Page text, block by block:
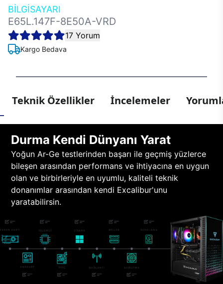
BİLGİSAYARI
E65L.147F-8E50A-VRD
17 Yorum
Kargo Bedava
Teknik Özellikler İncelemeler
Durma Kendi Dünyanı Yarat
Yoğun Ar-Ge testlerinden başarı ile geçmiş yüzlerce
bileşen arasından performans ve ihtiyacına en uygun
olan ve birbirleriyle en uyumlu, kaliteli teknik
donanımlar arasından kendi Excalibur'unu
yaratabilirsin.